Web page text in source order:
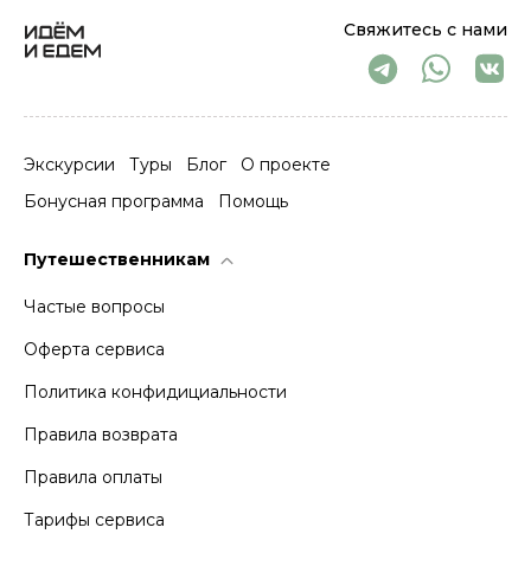
Свяжитесь с нами
Экскурсии Туры Блог
О проекте
Бонусная программа
Помощь
Путешественникам
Частые вопросы
Оферта сервиса
Политика конфидициальности
Правила возврата
Правила оплаты
Тарифы сервиса